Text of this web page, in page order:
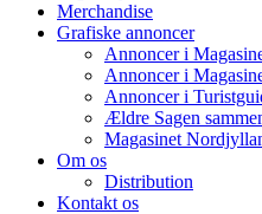
Merchandise
Grafiske annoncer
Annoncer i
Annoncer i
Annoncer i
Ældre Sagen
Magasinet
Om os
Distribution
Kontakt os